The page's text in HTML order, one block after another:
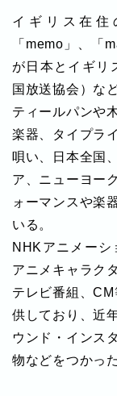
イギリス在住
「memo」、「
が日本とイギリ
国放送協会）な
ティールパンや
楽器、タイプラ
唄い、日本全国
ア、ニューヨー
ォーマンスや楽
いる。
NHKアニメーシ
アニメキャラク
テレビ番組、
供しており、近
ウンド・インス
物などをつかっ